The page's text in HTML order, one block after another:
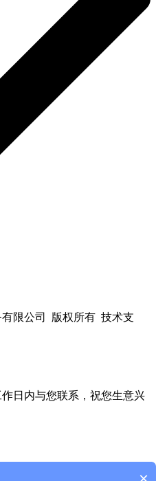
限公司 版权所有 技术支
日内与您联系，祝您生意兴